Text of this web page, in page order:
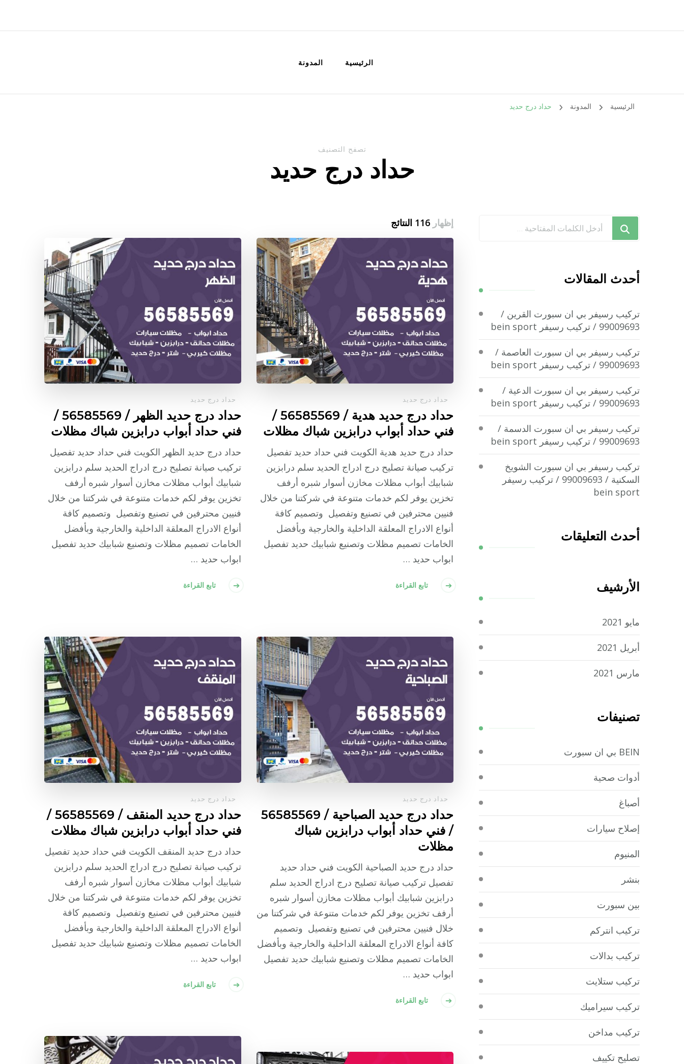
الرئيسية المدونة
الرئيسية المدونة حداد درج حديد
تصفح التصنيف
حداد درج حديد
إظهار 116 النتائج
حداد درج حديد
حداد درج حديد هدية / 56585569 /
فني حداد أبواب درابزين شباك مظلات
حداد درج حديد هدية الكويت فني حداد حديد تفصيل
تركيب صيانة تصليح درج ادراج الحديد سلم درابزين
شبابيك أبواب مظلات مخازن أسوار شبره أرفف
تخزين يوفر لكم خدمات متنوعة في شركتنا من خلال
فنيين محترفين في تصنيع وتفصيل وتصميم كافة
أنواع الادراج المعلقة الداخلية والخارجية وبأفضل
الخامات تصميم مظلات وتصنيع شبابيك حديد تفصيل
ابواب حديد …
تابع القراءة
حداد درج حديد
حداد درج حديد الظهر / 56585569 /
فني حداد أبواب درابزين شباك مظلات
حداد درج حديد الظهر الكويت فني حداد حديد تفصيل
تركيب صيانة تصليح درج ادراج الحديد سلم درابزين
شبابيك أبواب مظلات مخازن أسوار شبره أرفف
تخزين يوفر لكم خدمات متنوعة في شركتنا من خلال
فنيين محترفين في تصنيع وتفصيل وتصميم كافة
أنواع الادراج المعلقة الداخلية والخارجية وبأفضل
الخامات تصميم مظلات وتصنيع شبابيك حديد تفصيل
ابواب حديد …
تابع القراءة
حداد درج حديد
حداد درج حديد الصباحية / 56585569
/ فني حداد أبواب درابزين شباك
مظلات
حداد درج حديد الصباحية الكويت فني حداد حديد
تفصيل تركيب صيانة تصليح درج ادراج الحديد سلم
درابزين شبابيك أبواب مظلات مخازن أسوار شبره
أرفف تخزين يوفر لكم خدمات متنوعة في شركتنا من
خلال فنيين محترفين في تصنيع وتفصيل وتصميم
كافة أنواع الادراج المعلقة الداخلية والخارجية وبأفضل
الخامات تصميم مظلات وتصنيع شبابيك حديد تفصيل
ابواب حديد …
تابع القراءة
حداد درج حديد
حداد درج حديد المنقف / 56585569 /
فني حداد أبواب درابزين شباك مظلات
حداد درج حديد المنقف الكويت فني حداد حديد تفصيل
تركيب صيانة تصليح درج ادراج الحديد سلم درابزين
شبابيك أبواب مظلات مخازن أسوار شبره أرفف
تخزين يوفر لكم خدمات متنوعة في شركتنا من خلال
فنيين محترفين في تصنيع وتفصيل وتصميم كافة
أنواع الادراج المعلقة الداخلية والخارجية وبأفضل
الخامات تصميم مظلات وتصنيع شبابيك حديد تفصيل
ابواب حديد …
تابع القراءة
تبحث
شيء
ما؟
أحدث المقالات
تركيب رسيفر بي ان سبورت القرين /
99009693 / تركيب رسيفر bein sport
تركيب رسيفر بي ان سبورت العاصمة /
99009693 / تركيب رسيفر bein sport
تركيب رسيفر بي ان سبورت الدعية /
99009693 / تركيب رسيفر bein sport
تركيب رسيفر بي ان سبورت الدسمة /
99009693 / تركيب رسيفر bein sport
تركيب رسيفر بي ان سبورت الشويخ
السكنية / 99009693 / تركيب رسيفر
bein sport
أحدث التعليقات
الأرشيف
مايو 2021
أبريل 2021
مارس 2021
تصنيفات
BEIN بي ان سبورت
أدوات صحية
أصباغ
إصلاح سيارات
المنيوم
بنشر
بين سبورت
تركيب انتركم
تركيب بدالات
تركيب ستلايت
تركيب سيراميك
تركيب مداخن
تصليح تكييف